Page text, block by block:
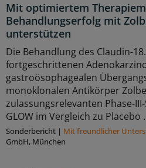
Mit optimiertem
Behandlungserfolg mit
unterstützen
Die Behandlung des Claudin-
fortgeschrittenen
gastroösophagealen
monoklonalen Antikörper
zulassungsrelevanten Phase-
GLOW im Vergleich zu Placebo
Sonderbericht | Mit freundlicher
GmbH, München